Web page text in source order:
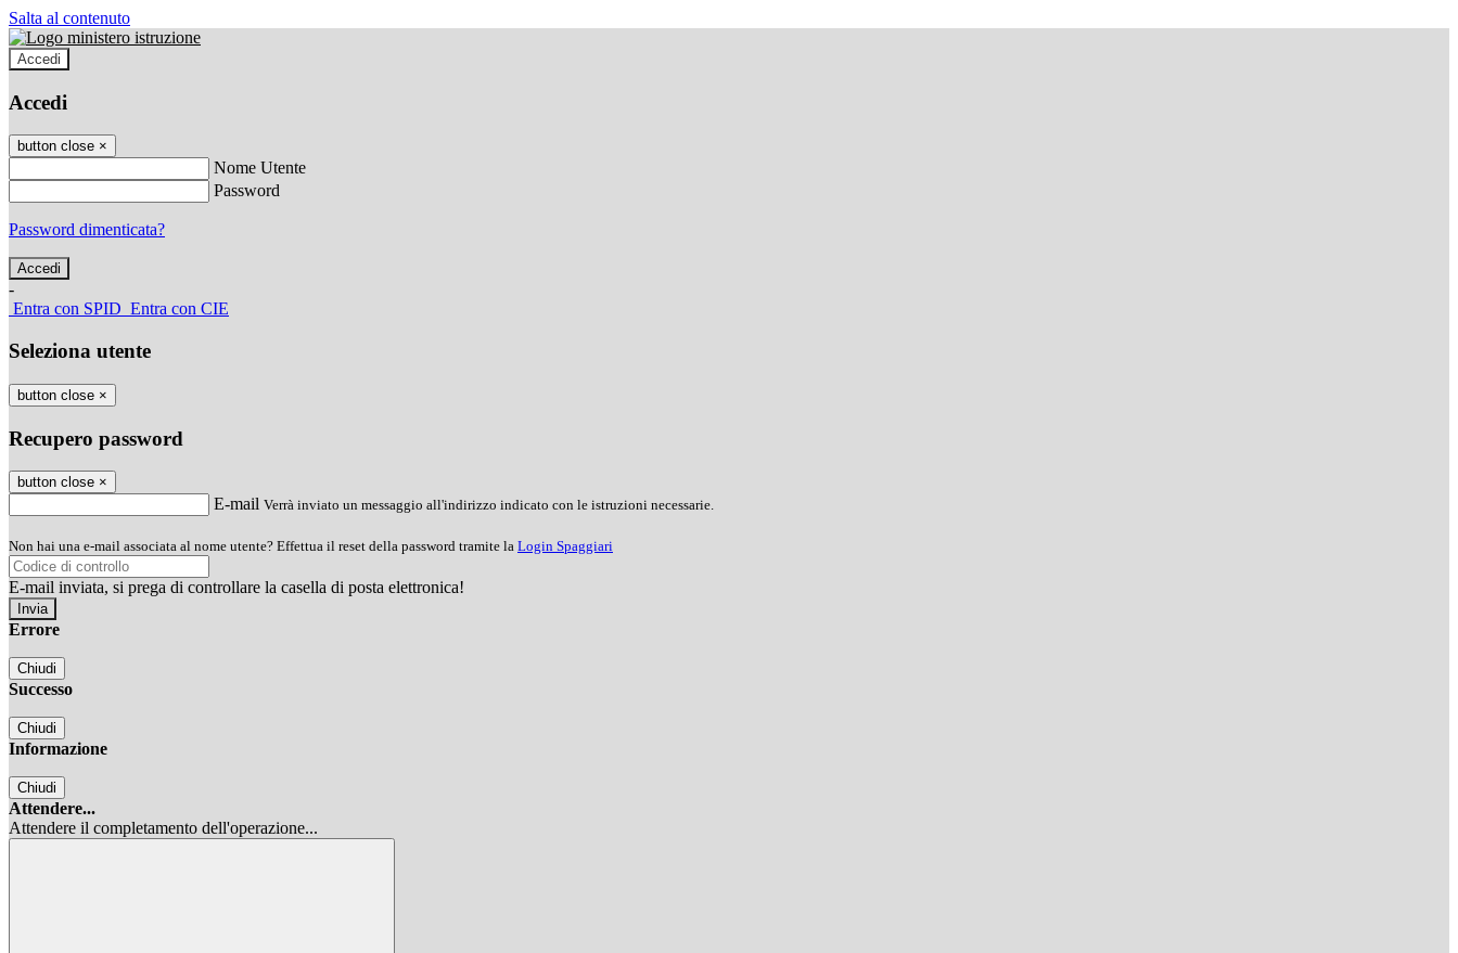
Salta al contenuto
Accedi
Accedi
button close ×
Nome Utente
Password
Password dimenticata?
-
Entra con SPID Entra con CIE
Seleziona utente
button close ×
Recupero password
button close ×
E-mail Verrà inviato un messaggio all'indirizzo indicato con le istruzioni necessarie.
Non hai una e-mail associata al nome utente? Effettua il reset della password tramite la Login Spaggiari
E-mail inviata, si prega di controllare la casella di posta elettronica!
Errore
Chiudi
Successo
Chiudi
Informazione
Chiudi
Attendere...
Attendere il completamento dell'operazione...